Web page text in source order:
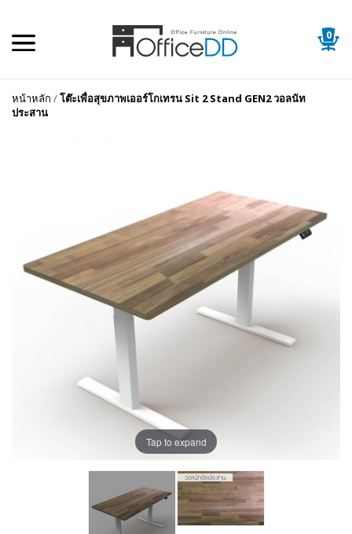
0
หน้าหลัก /โต๊ะเพื่อสุขภาพเออร์โกเทรน Sit 2 Stand GEN2 วอลนัท
ประสาน
Tap to expand